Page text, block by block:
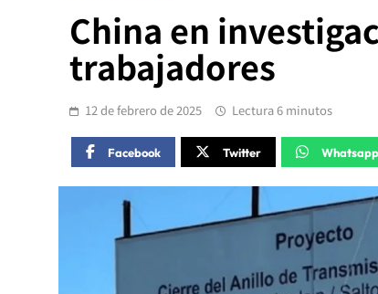
China en
trabajadores
12 de febrero de 2025 Lectura 6 minutos
Facebook Twitter Whatsapp